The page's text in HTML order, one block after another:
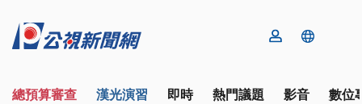
總預算審查 漢光演習 即時 熱門議題 影音 數位